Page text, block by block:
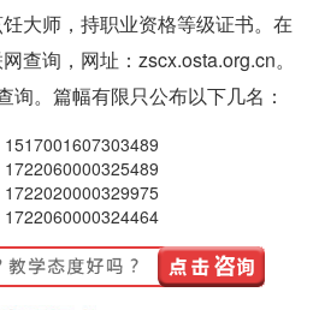
大师，持职业资格等级证书。在
查询，网址：zscx.osta.org.cn。
询。篇幅有限只公布以下几名：
1517001607303489
1722060000325489
1722020000329975
1722060000324464